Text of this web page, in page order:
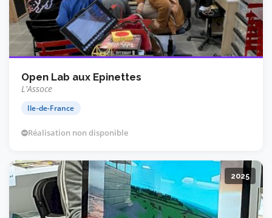
Open Lab aux Epinettes
L'Assoce
Ile-de-France
Réalisation non disponible
2025